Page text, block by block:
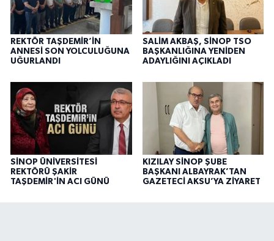
REKTÖR TAŞDEMİR’İN
ANNESİ SON YOLCULUĞUNA
UĞURLANDI
SALİM AKBAŞ, SİNOP TSO
BAŞKANLIĞINA YENİDEN
ADAYLIĞINI AÇIKLADI
SİNOP ÜNİVERSİTESİ
REKTÖRÜ ŞAKİR
TAŞDEMİR'İN ACI GÜNÜ
KIZILAY SİNOP ŞUBE
BAŞKANI ALBAYRAK’TAN
GAZETECİ AKSU’YA ZİYARET